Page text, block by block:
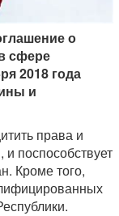
о
сфере
2018 года
и
права и
и поспособствует
Кроме того,